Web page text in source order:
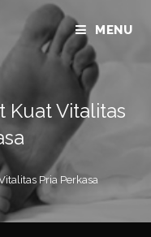
MENU
Kuat Vitalitas
Pria Perkasa